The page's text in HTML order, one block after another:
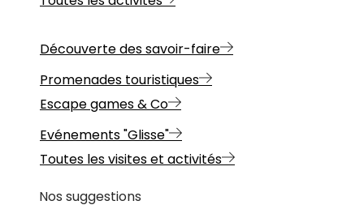
Découverte des savoir-faire
Promenades touristiques
Escape games & Co
Evénements "Glisse"
Toutes les visites et activités
Nos suggestions